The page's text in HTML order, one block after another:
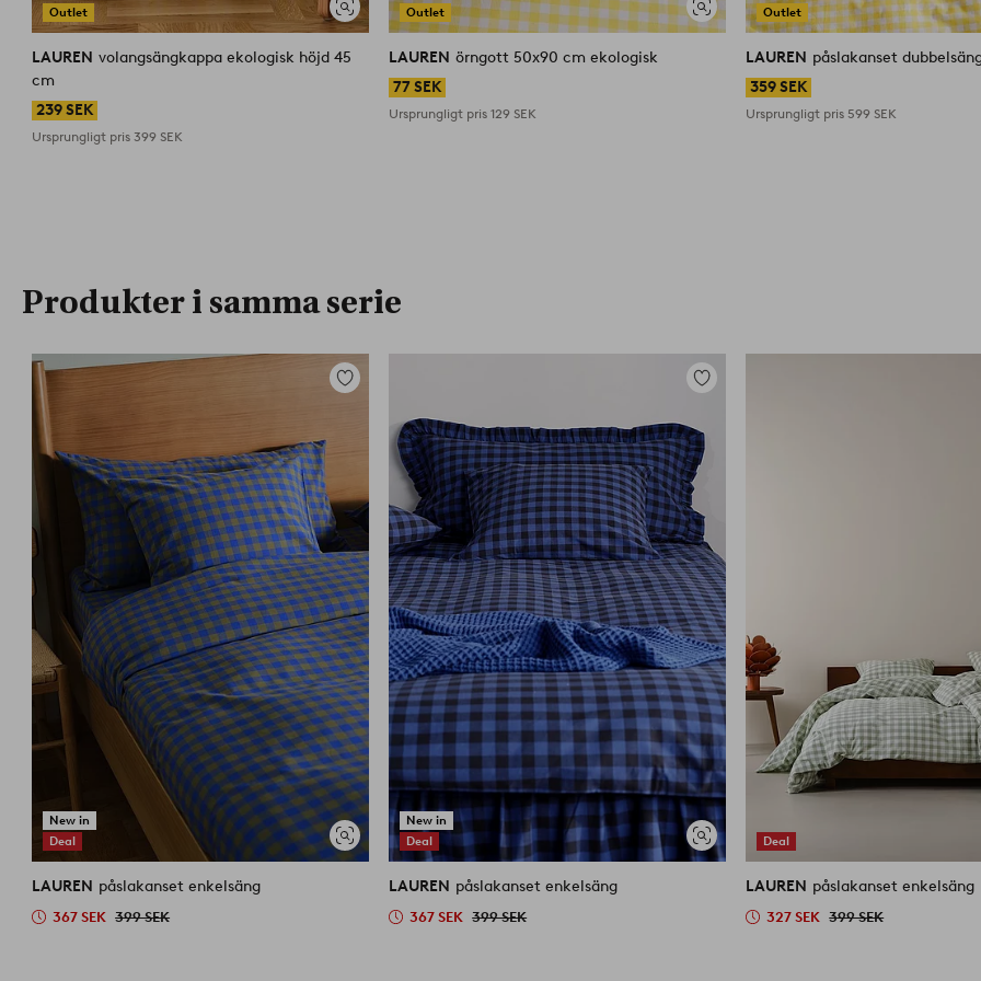
Outlet
Visa
liknande
LAUREN volangsängkappa ekologisk höjd 45
cm
239 SEK
Ursprungligt pris399 SEK
Outlet
Visa
liknande
LAUREN örngott 50x90 cm ekologisk
77 SEK
Ursprungligt pris129 SEK
Outlet
LAUREN påslakanset
359 SEK
Ursprungligt pris 599 SEK
Produkter i samma serie
New in
Deal
Visa
liknande
Lägg
favoriter
LAUREN påslakanset enkelsäng
367 SEK 399 SEK
New in
Deal
Visa
liknande
Lägg
favoriter
LAUREN påslakanset enkelsäng
367 SEK 399 SEK
Deal
LAUREN påslakanset enkelsäng
327 SEK 399 SEK